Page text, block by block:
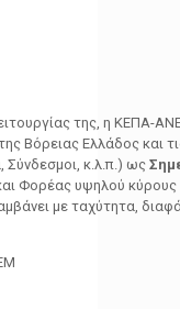
της, η ΚΕΠΑ-
Βόρειας Ελλάδος και
Σύνδεσμοι, κ.λ.π.) ως
Φορέας υψηλού κύρους
με ταχύτητα,